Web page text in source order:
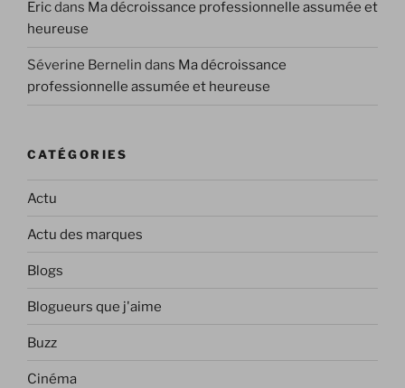
Ericdans Ma décroissance professionnelle assumée et
heureuse
Séverine Bernelin dans Ma décroissance
professionnelle assumée et heureuse
CATÉGORIES
Actu
Actu des marques
Blogs
Blogueurs que j'aime
Buzz
Cinéma